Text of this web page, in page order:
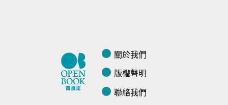
關於我們
版權聲明
聯絡我們